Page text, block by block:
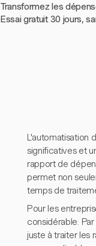
Transformez les
Essai gratuit 30 jours,
L'automatisation
significatives et
rapport de
permet non
temps de
Pour les
considérable.
juste à traiter les